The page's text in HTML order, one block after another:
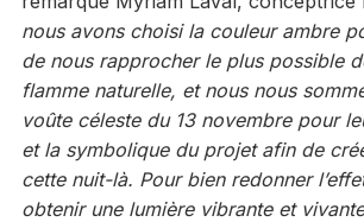
nous avons choisi la couleur ambre
de nous rapprocher le plus possible
flamme naturelle, et nous nous
voûte céleste du 13 novembre pour
et la symbolique du projet afin de
cette nuit-là. Pour bien redonner
obtenir une lumière vibrante et